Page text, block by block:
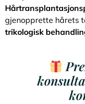
gjenopprette hårets
trikologisk